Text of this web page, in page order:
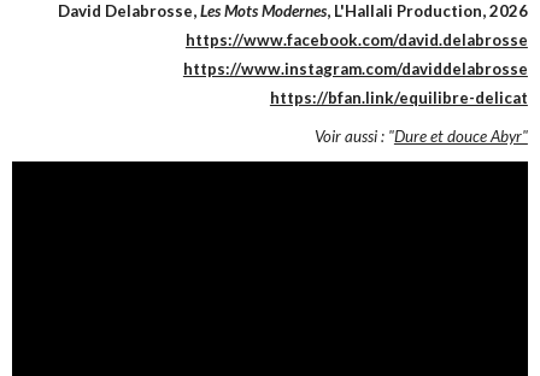
David Delabrosse,Les Mots Modernes, L'Hallali Production, 2026
https://www.facebook.com/david.delabrosse
https://www.instagram.com/daviddelabrosse
https://bfan.link/equilibre-delicat
Voir aussi : "Dure et douce Abyr"